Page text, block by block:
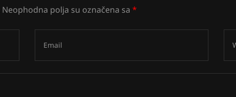
Neophodna polja su označena sa *